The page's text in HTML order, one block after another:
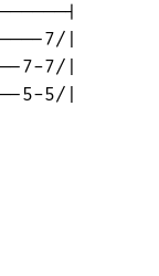
|
7/|
7-7/|
5-5/|